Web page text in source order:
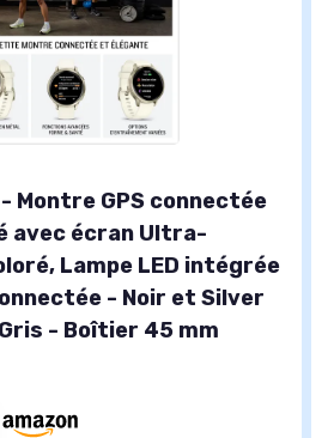
Montre GPS connectée
avec écran Ultra-
Lampe LED intégrée
- Noir et Silver
- Boîtier 45 mm